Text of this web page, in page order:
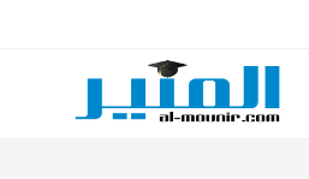
content